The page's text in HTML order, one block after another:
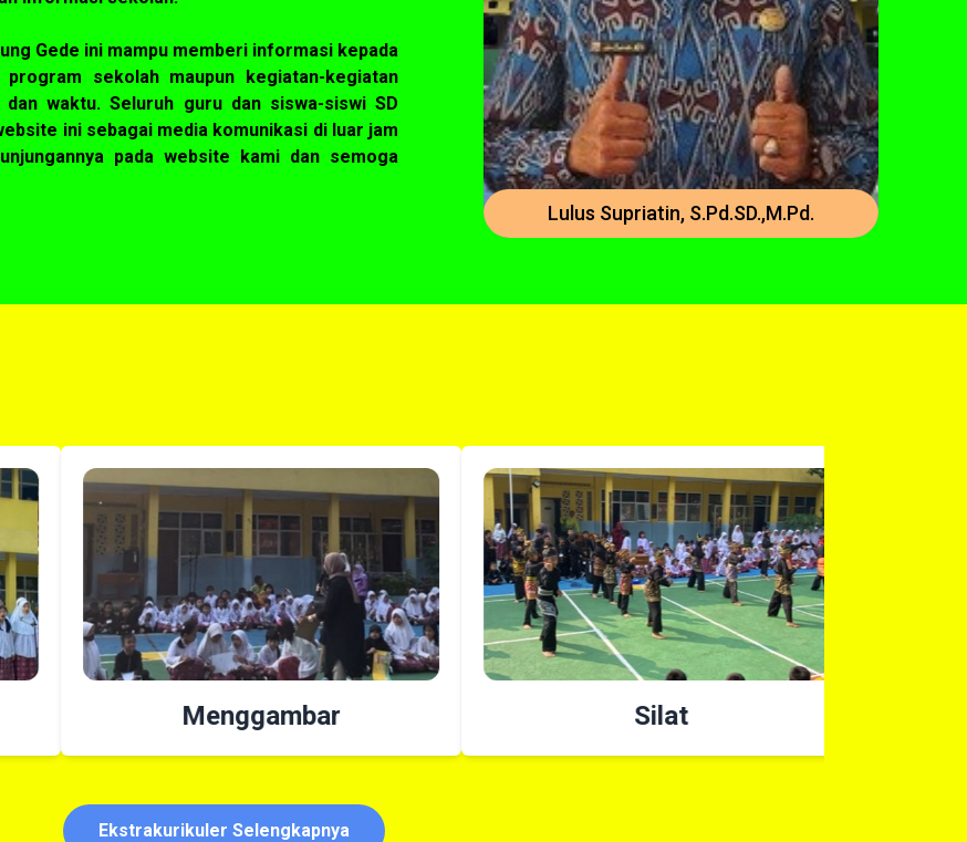
Gede ini mampu memberi informasi kepada
sekolah maupun kegiatan-kegiatan
waktu. Seluruh guru dan siswa-siswi SD
ini sebagai media komunikasi di luar jam
pada website kami dan semoga
Lulus Supriatin, S.Pd.SD.,M.Pd.
Menggambar Silat
Ekstrakurikuler Selengkapnya